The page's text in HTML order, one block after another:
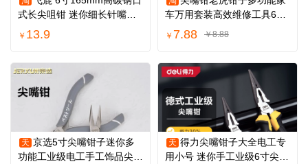
式长尖咀钳 迷你细长针嘴钳
尖嘴diy钳子
￥ 13.9
车万用套装高效维修工具6寸
8寸省力铁夹钳
￥ 7.88 ￥8.88
天 京选5寸尖嘴钳子迷你多
功能工业级电工手工饰品尖头
天 得力尖嘴钳子大全电工专
用小号 迷你手工业级6寸尖咀